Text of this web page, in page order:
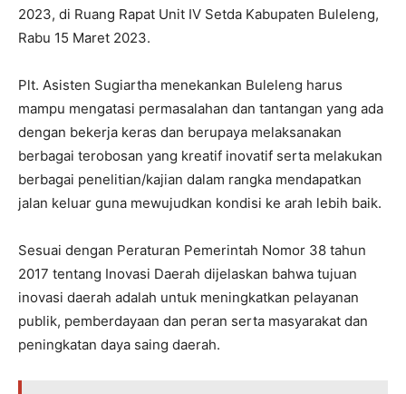
2023, di Ruang Rapat Unit IV Setda Kabupaten Buleleng,
Rabu 15 Maret 2023.
Plt. Asisten Sugiartha menekankan Buleleng harus
mampu mengatasi permasalahan dan tantangan yang ada
dengan bekerja keras dan berupaya melaksanakan
berbagai terobosan yang kreatif inovatif serta melakukan
berbagai penelitian/kajian dalam rangka mendapatkan
jalan keluar guna mewujudkan kondisi ke arah lebih baik.
Sesuai dengan Peraturan Pemerintah Nomor 38 tahun
2017 tentang Inovasi Daerah dijelaskan bahwa tujuan
inovasi daerah adalah untuk meningkatkan pelayanan
publik, pemberdayaan dan peran serta masyarakat dan
peningkatan daya saing daerah.